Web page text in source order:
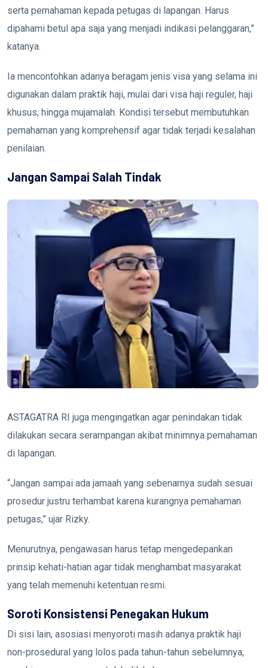
serta pemahaman kepada petugas di lapangan. Harus
dipahami betul apa saja yang menjadi indikasi pelanggaran,”
katanya.
Ia mencontohkan adanya beragam jenis visa yang selama ini
digunakan dalam praktik haji, mulai dari visa haji reguler, haji
khusus, hingga mujamalah. Kondisi tersebut membutuhkan
pemahaman yang komprehensif agar tidak terjadi kesalahan
penilaian.
Jangan Sampai Salah Tindak
ASTAGATRA RI juga mengingatkan agar penindakan tidak
dilakukan secara serampangan akibat minimnya pemahaman
di lapangan.
“Jangan sampai ada jamaah yang sebenarnya sudah sesuai
prosedur justru terhambat karena kurangnya pemahaman
petugas,” ujar Rizky.
Menurutnya, pengawasan harus tetap mengedepankan
prinsip kehati-hatian agar tidak menghambat masyarakat
yang telah memenuhi ketentuan resmi.
Soroti Konsistensi Penegakan Hukum
Di sisi lain, asosiasi menyoroti masih adanya praktik haji
non-prosedural yang lolos pada tahun-tahun sebelumnya,